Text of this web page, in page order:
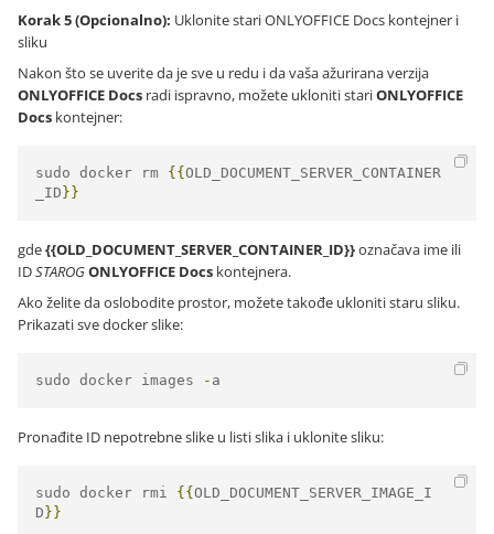
Korak 5 (Opcionalno): Uklonite stari ONLYOFFICE Docs kontejner i
sliku
Nakon što se uverite da je sve u redu i da vaša ažurirana verzija
ONLYOFFICE Docs radi ispravno, možete ukloniti stariONLYOFFICE
Docs kontejner:
sudo docker rm {{ OLD_DOCUMENT_SERVER_CONTAINER
_ID }}
gde{{OLD_DOCUMENT_SERVER_CONTAINER_ID}}označava ime ili
IDSTAROGONLYOFFICE Docs kontejnera.
Ako želite da oslobodite prostor, možete takođe ukloniti staru sliku.
Prikazati sve docker slike:
sudo docker images - a
Pronađite ID nepotrebne slike u listi slika i uklonite sliku:
sudo docker rmi {{ OLD_DOCUMENT_SERVER_IMAGE_I
D }}